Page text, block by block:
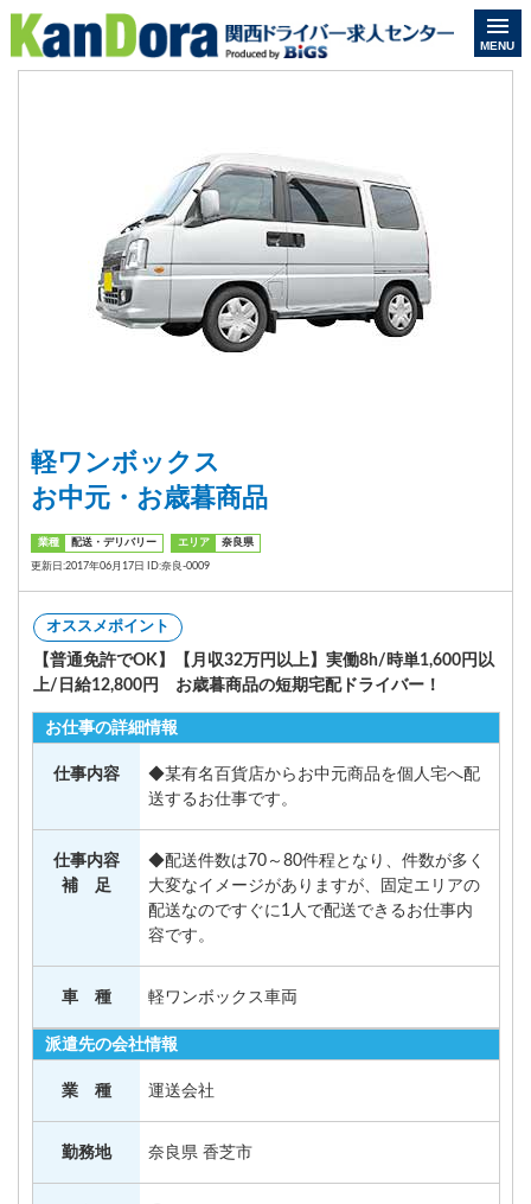
MENU
軽ワンボックス
お中元・お歳暮商品
業種 配送・デリバリー エリア 奈良県
更新日:2017年06月17日 ID:奈良-0009
オススメポイント
【普通免許でOK】【月収32万円以上】実働8h/時単1,600円以
上/日給12,800円 お歳暮商品の短期宅配ドライバー！
お仕事の詳細情報
仕事内容
◆某有名百貨店からお中元商品を個人宅へ配
送するお仕事です。
仕事内容
補 足
◆配送件数は70～80件程となり、件数が多く
大変なイメージがありますが、固定エリアの
配送なのですぐに1人で配送できるお仕事内
容です。
車 種 軽ワンボックス車両
派遣先の会社情報
業 種 運送会社
勤務地 奈良県 香芝市